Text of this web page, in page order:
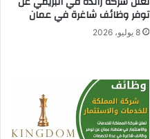
توفر وظائف شاغرة في عمان
8 يوليو، 2026